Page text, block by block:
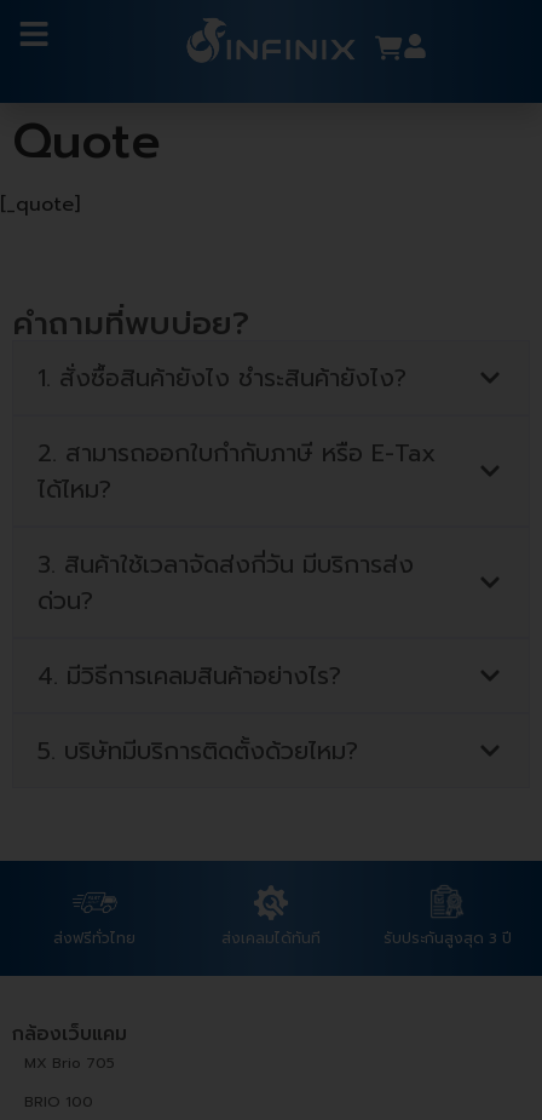
Quote
[_quote]
คำถามที่พบบ่อย?
1. สั่งซื้อสินค้ายังไง ชำระสินค้ายังไง?
2. สามารถออกใบกำกับภาษี หรือ E-Tax
ได้ไหม?
3. สินค้าใช้เวลาจัดส่งกี่วัน มีบริการส่ง
ด่วน?
4. มีวิธีการเคลมสินค้าอย่างไร?
5. บริษัทมีบริการติดตั้งด้วยไหม?
ส่งฟรีทั่วไทย ส่งเคลมได้ทันที รับประกันสูงสุด 3 ปี
กล้องเว็บแคม
MX Brio 705
BRIO 100